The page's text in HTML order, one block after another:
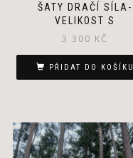
ŠATY DRAČÍ SÍLA-
VELIKOST S
3 300 KČ
PŘIDAT DO KOŠÍKU